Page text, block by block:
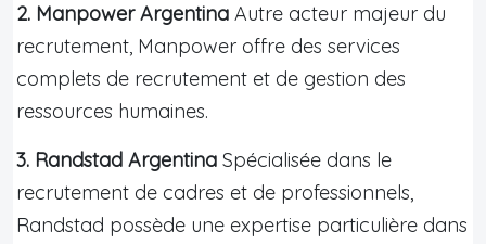
2. Manpower Argentina Autre acteur majeur du
recrutement, Manpower offre des services
complets de recrutement et de gestion des
ressources humaines.
3. Randstad Argentina Spécialisée dans le
recrutement de cadres et de professionnels,
Randstad possède une expertise particulière dans